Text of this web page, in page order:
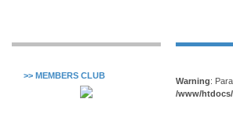
Warning:
/www/
>> MEMBERS CLUB